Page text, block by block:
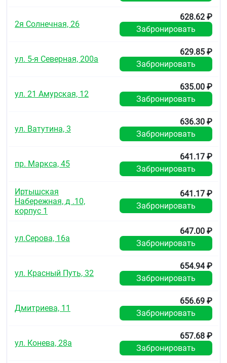
применению в картонную пачку.
Условия хранения
Хранить в сухом, защищённом от света месте,
недоступном для детей, при температуре не выше
25 °C.
3 года.
Не использовать позже срока, указанного на
Условия отпуска из аптек
2я Солнечная, 26
628.62 ₽
Забронировать
ул. 5-я Северная, 200а
629.85 ₽
Забронировать
ул. 21 Амурская, 12
635.00 ₽
Забронировать
ул. Ватутина, 3
636.30 ₽
Забронировать
пр. Маркса, 45
641.17 ₽
Забронировать
Иртышская
Набережная, д .10,
корпус 1
641.17 ₽
Забронировать
ул.Серова, 16а
647.00 ₽
Забронировать
ул. Красный Путь, 32
654.94 ₽
Забронировать
Дмитриева, 11
656.69 ₽
Забронировать
ул. Конева, 28а
657.68 ₽
Забронировать